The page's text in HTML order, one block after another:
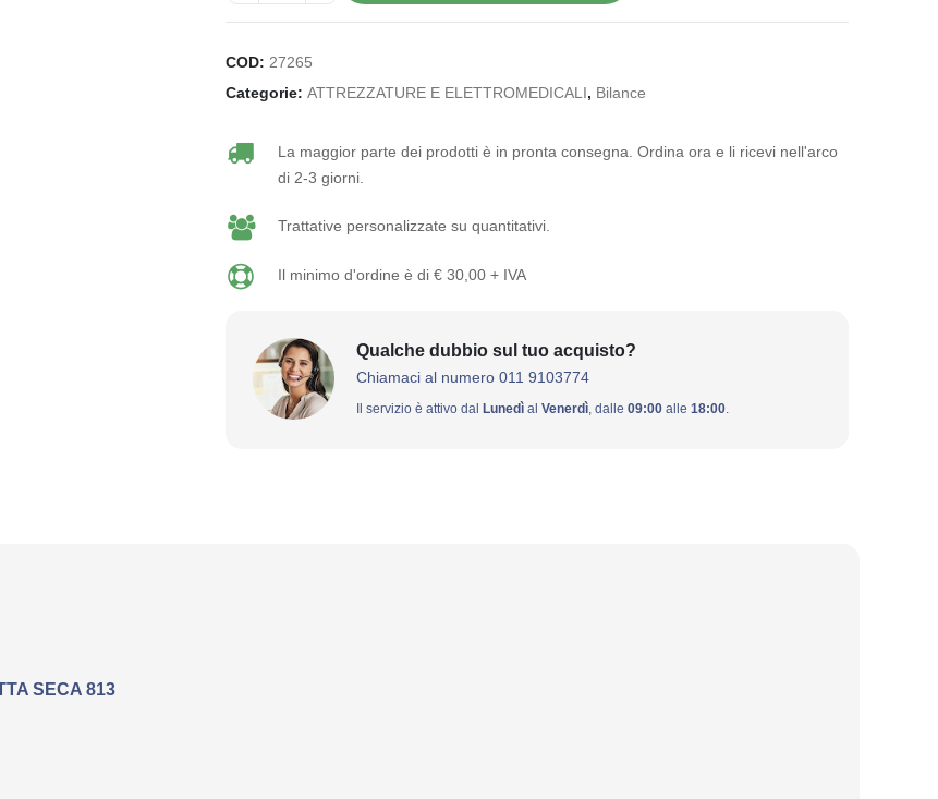
COD: 27265
Categorie: ATTREZZATURE E ELETTROMEDICALI , Bilance
La maggior parte dei prodotti è in pronta consegna. Ordina ora e li ricevi nell'arco
di 2-3 giorni.
Trattative personalizzate su quantitativi.
Il minimo d'ordine è di € 30,00 + IVA
Qualche dubbio sul tuo acquisto?
Chiamaci al numero 011 9103774
Il servizio è attivo dal Lunedìal Venerdì, dalle 09:00alle 18:00.
SECA 813